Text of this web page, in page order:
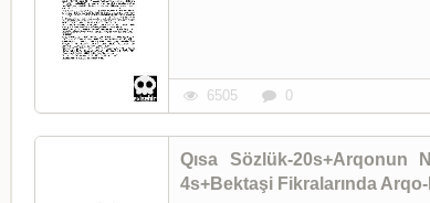
6505 0
Qısa Sözlük-20s+Arqonun
4s+Bektaşi Fikralarında